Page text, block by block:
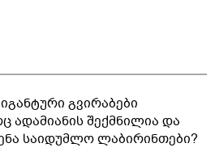
გვირაბები
ადამიანის შექმნილია და
საიდუმლო ლაბირინთები?